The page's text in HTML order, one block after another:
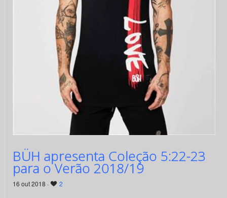
BÜH apresenta Coleção 5:22-23
para o Verão 2018/19
16 out 2018 · 2